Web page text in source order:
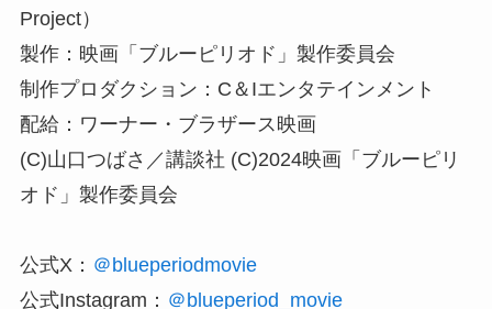
Project）
製作：映画「ブルーピリオド」製作委員会
制作プロダクション：C＆Iエンタテインメント
配給：ワーナー・ブラザース映画
(C)山口つばさ／講談社 (C)2024映画「ブルーピリ
オド」製作委員会
公式X： ＠blueperiodmovie
公式Instagram： ＠blueperiod_movie